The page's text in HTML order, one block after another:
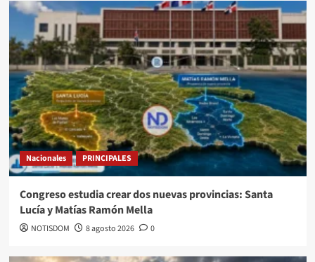
Nacionales PRINCIPALES
Congreso estudia crear dos nuevas provincias: Santa
Lucía y Matías Ramón Mella
NOTISDOM 8 agosto 2026 0